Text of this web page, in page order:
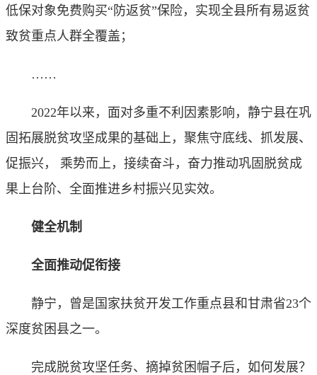
低保对象免费购买“防返贫”保险，实现全县所有易返贫
致贫重点人群全覆盖；
……
2022年以来，面对多重不利因素影响，静宁县在巩
固拓展脱贫攻坚成果的基础上，聚焦守底线、抓发展、
促振兴， 乘势而上，接续奋斗，奋力推动巩固脱贫成
果上台阶、全面推进乡村振兴见实效。
健全机制
全面推动促衔接
静宁，曾是国家扶贫开发工作重点县和甘肃省23个
深度贫困县之一。
完成脱贫攻坚任务、摘掉贫困帽子后，如何发展？